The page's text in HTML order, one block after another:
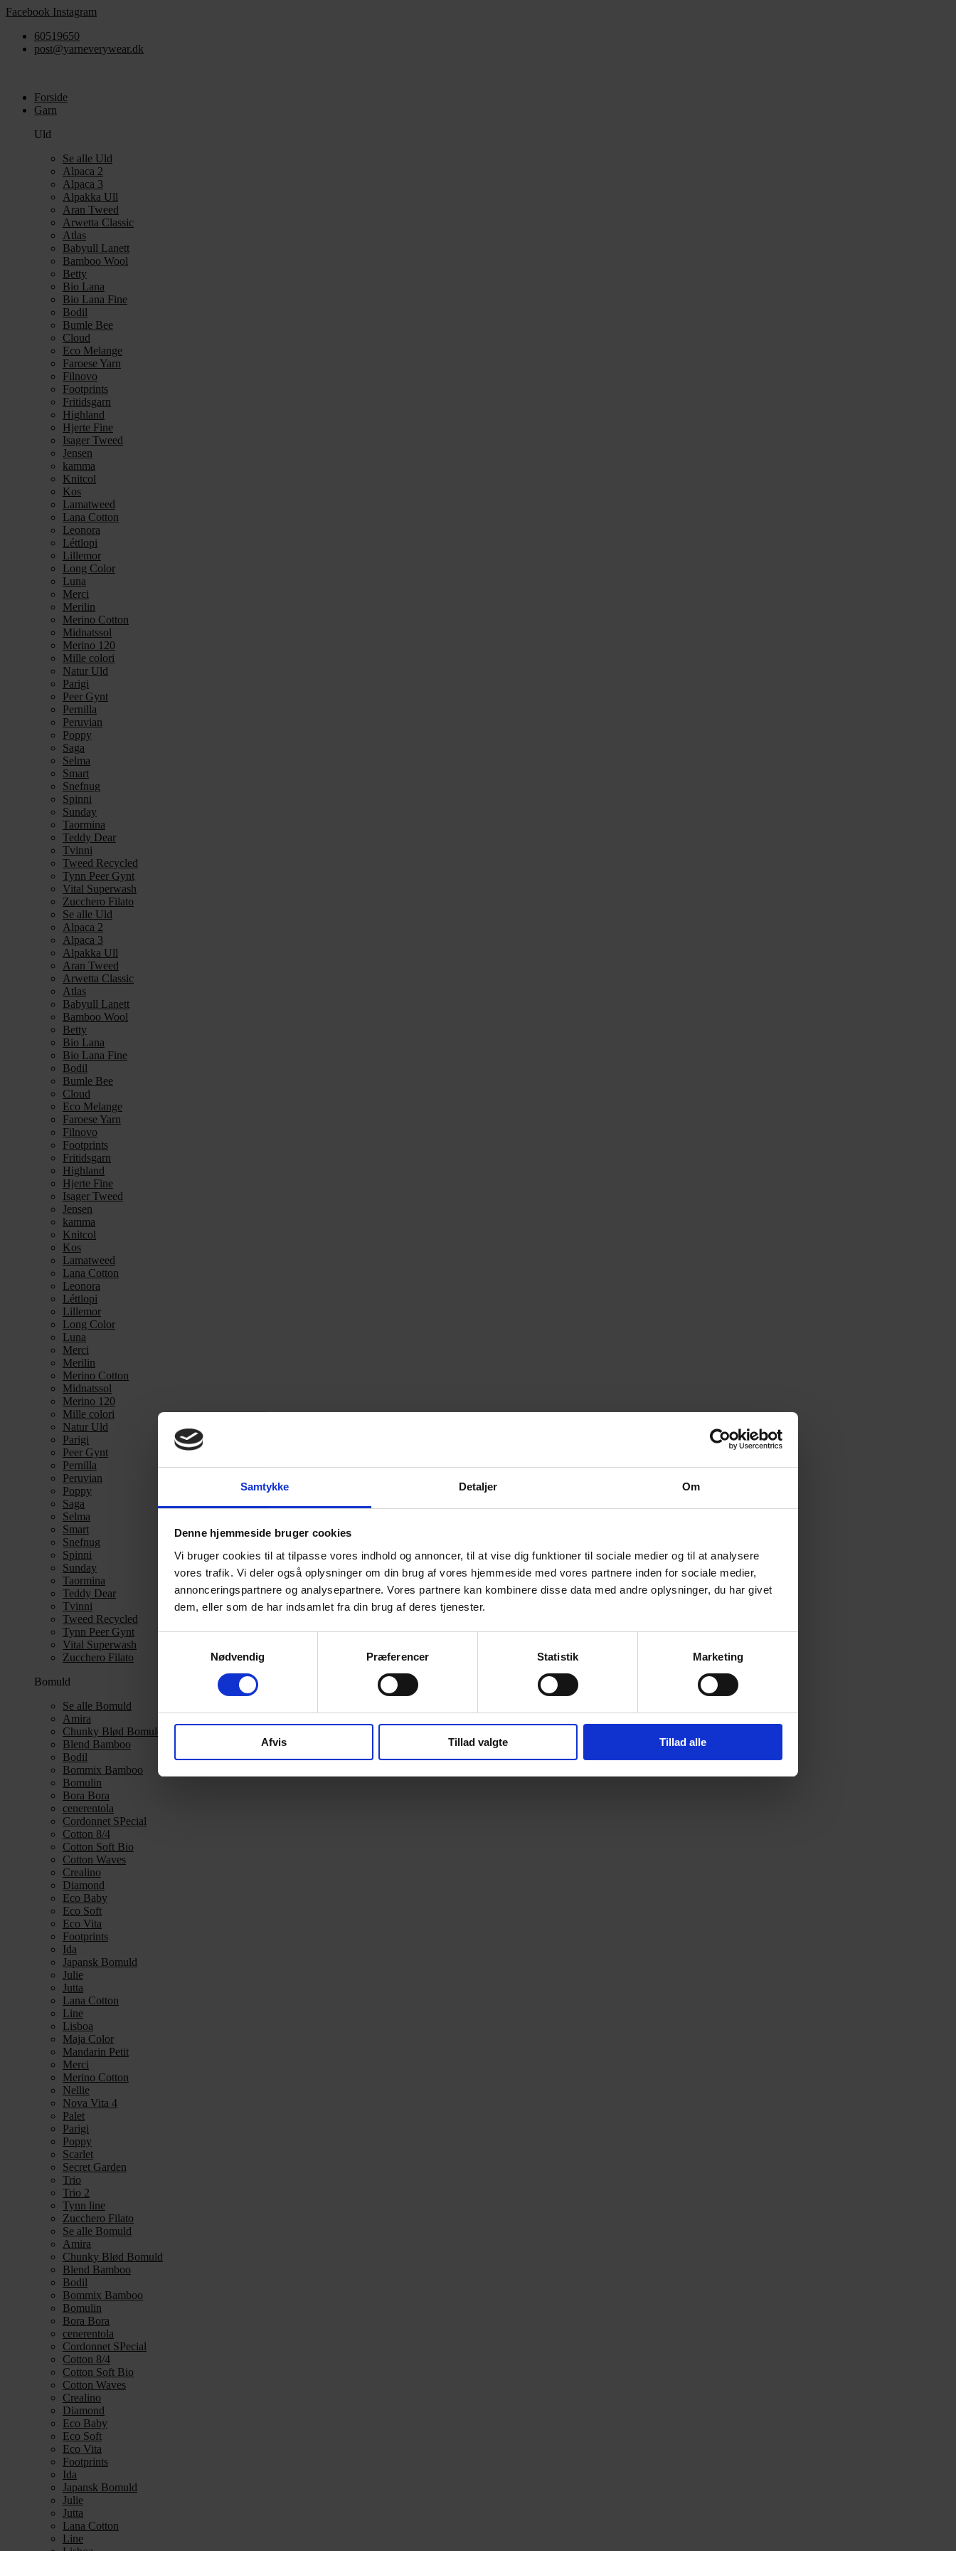
Samtykke Detaljer Om
Denne hjemmeside bruger cookies
Vi bruger cookies til at tilpasse vores indhold og annoncer, til at vise dig funktioner til sociale medier og til at analysere
vores trafik. Vi deler også oplysninger om din brug af vores hjemmeside med vores partnere inden for sociale medier,
annonceringspartnere og analysepartnere. Vores partnere kan kombinere disse data med andre oplysninger, du har givet
dem, eller som de har indsamlet fra din brug af deres tjenester.
Nødvendig
Præferencer Statistik Marketing
Afvis Tillad valgte Tillad alle
Videre
indhold
Facebook Instagram
60519650
post@yarneverywear.dk
Forside
Garn
Uld
Se alle Uld
Alpaca 2
Alpaca 3
Alpakka Ull
Aran Tweed
Arwetta Classic
Atlas
Babyull Lanett
Bamboo Wool
Betty
Bio Lana
Bio Lana Fine
Bodil
Bumle Bee
Cloud
Eco Melange
Faroese Yarn
Filnovo
Footprints
Fritidsgarn
Highland
Hjerte Fine
Isager Tweed
Jensen
kamma
Knitcol
Kos
Lamatweed
Lana Cotton
Leonora
Léttlopi
Lillemor
Long Color
Luna
Merci
Merilin
Merino Cotton
Midnatssol
Merino 120
Mille colori
Natur Uld
Parigi
Peer Gynt
Pernilla
Peruvian
Poppy
Saga
Selma
Smart
Snefnug
Spinni
Sunday
Taormina
Teddy Dear
Tvinni
Tweed Recycled
Tynn Peer Gynt
Vital Superwash
Zucchero Filato
Se alle Uld
Alpaca 2
Alpaca 3
Alpakka Ull
Aran Tweed
Arwetta Classic
Atlas
Babyull Lanett
Bamboo Wool
Betty
Bio Lana
Bio Lana Fine
Bodil
Bumle Bee
Cloud
Eco Melange
Faroese Yarn
Filnovo
Footprints
Fritidsgarn
Highland
Hjerte Fine
Isager Tweed
Jensen
kamma
Knitcol
Kos
Lamatweed
Lana Cotton
Leonora
Léttlopi
Lillemor
Long Color
Luna
Merci
Merilin
Merino Cotton
Midnatssol
Merino 120
Mille colori
Natur Uld
Parigi
Peer Gynt
Pernilla
Peruvian
Poppy
Saga
Selma
Smart
Snefnug
Spinni
Sunday
Taormina
Teddy Dear
Tvinni
Tweed Recycled
Tynn Peer Gynt
Vital Superwash
Zucchero Filato
Bomuld
Se alle Bomuld
Amira
Chunky Blød Bomuld
Blend Bamboo
Bodil
Bommix Bamboo
Bomulin
Bora Bora
cenerentola
Cordonnet SPecial
Cotton 8/4
Cotton Soft Bio
Cotton Waves
Crealino
Diamond
Eco Baby
Eco Soft
Eco Vita
Footprints
Ida
Japansk Bomuld
Julie
Jutta
Lana Cotton
Line
Lisboa
Maja Color
Mandarin Petit
Merci
Merino Cotton
Nellie
Nova Vita 4
Palet
Parigi
Poppy
Scarlet
Secret Garden
Trio
Trio 2
Tynn line
Zucchero Filato
Se alle Bomuld
Amira
Chunky Blød Bomuld
Blend Bamboo
Bodil
Bommix Bamboo
Bomulin
Bora Bora
cenerentola
Cordonnet SPecial
Cotton 8/4
Cotton Soft Bio
Cotton Waves
Crealino
Diamond
Eco Baby
Eco Soft
Eco Vita
Footprints
Ida
Japansk Bomuld
Julie
Jutta
Lana Cotton
Line